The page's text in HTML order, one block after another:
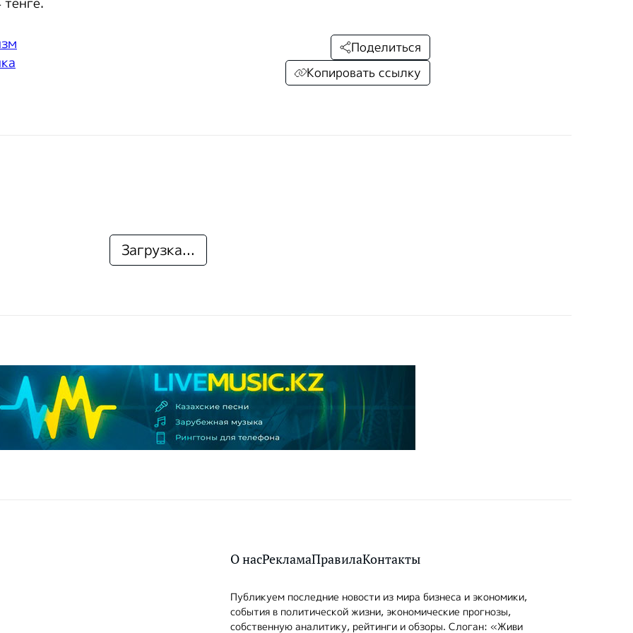
Поделиться
Копировать ссылку
Загрузка...
О насРекламаПравилаКонтакты
Публикуем последние новости из мира бизнеса и экономики,
события в политической жизни, экономические прогнозы,
собственную аналитику, рейтинги и обзоры. Слоган: «Живи